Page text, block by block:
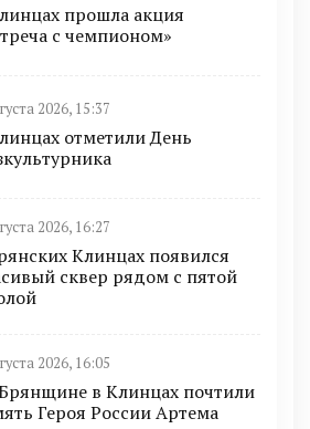
прошла акция
с чемпионом»
2026, 15:37
отметили День
2026, 16:27
Клинцах появился
сквер рядом с пятой
2026, 16:05
в Клинцах почтили
Героя России Артема